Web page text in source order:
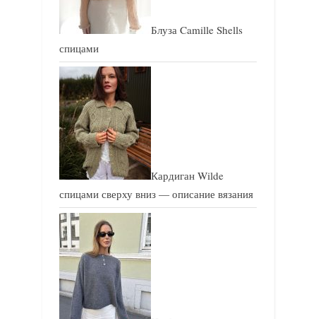
Блуза Camille Shells
спицами
Кардиган Wilde
спицами сверху вниз — описание вязания